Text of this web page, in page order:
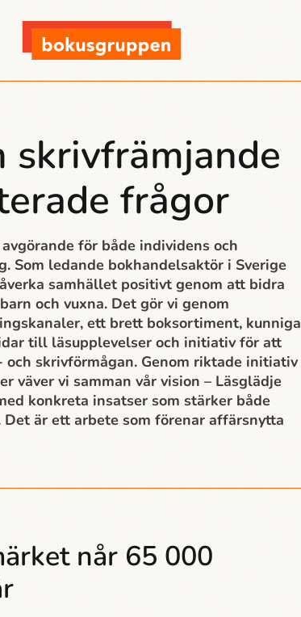
skrivfrämjande
frågor
för både individens och
Som ledande bokhandelsaktör i Sverige
samhället positivt genom att bidra
och vuxna. Det gör vi genom
ett brett boksortiment, kunniga
till läsupplevelser och initiativ för att
och skrivförmågan. Genom riktade initiativ
väver vi samman vår vision – Läsglädje
konkreta insatser som stärker både
är ett arbete som förenar affärsnytta
når 65 000